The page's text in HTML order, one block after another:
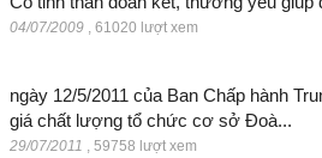
04/07/2009 61020 lượt xem
ngày 12/5/2011 của Ban Chấp hành
giá chất lượng tổ chức cơ sở Đoà...
29/07/2011 59758 lượt xem